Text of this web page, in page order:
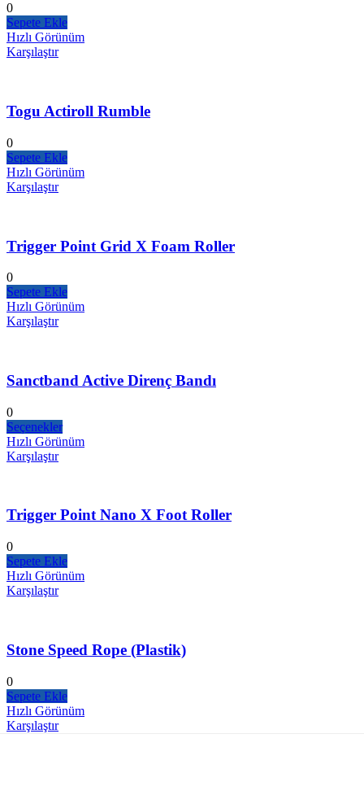
0
Sepete Ekle
Hızlı Görünüm
Karşılaştır
Togu Actiroll Rumble
0
Sepete Ekle
Hızlı Görünüm
Karşılaştır
Trigger Point Grid X Foam Roller
0
Sepete Ekle
Hızlı Görünüm
Karşılaştır
Sanctband Active Direnç Bandı
0
Seçenekler
Hızlı Görünüm
Karşılaştır
Trigger Point Nano X Foot Roller
0
Sepete Ekle
Hızlı Görünüm
Karşılaştır
Stone Speed Rope (Plastik)
0
Sepete Ekle
Hızlı Görünüm
Karşılaştır